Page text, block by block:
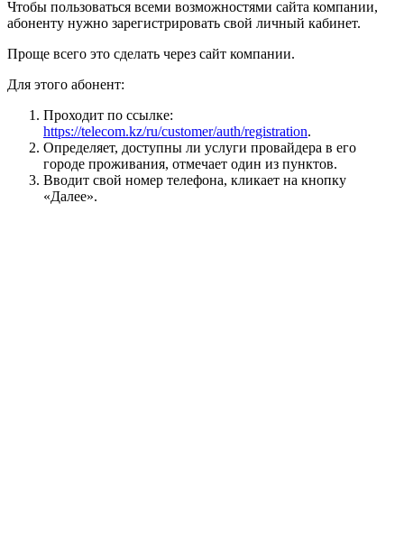
Чтобы пользоваться всеми возможностями сайта компании,
абоненту нужно зарегистрировать свой личный кабинет.
Проще всего это сделать через сайт компании.
Для этого абонент:
Проходит по ссылке:
https://telecom.kz/ru/customer/auth/registration.
Определяет, доступны ли услуги провайдера в его
городе проживания, отмечает один из пунктов.
Вводит свой номер телефона, кликает на кнопку
«Далее».